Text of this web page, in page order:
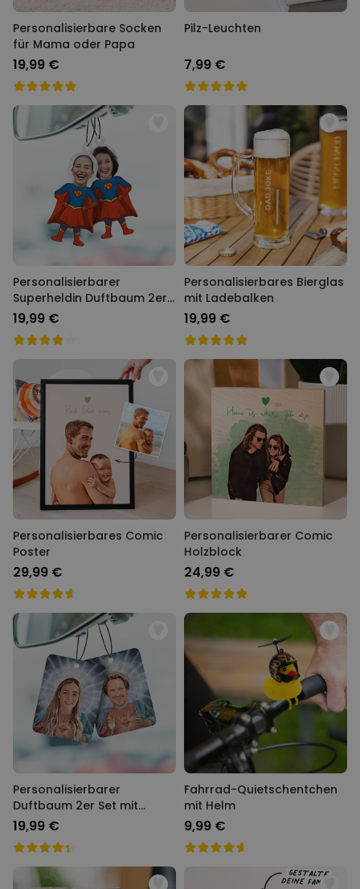
Personalisierbare Socken
für Mama oder Papa
19,99 €
Pilz-Leuchten
7,99 €
Personalisierbarer
Superheldin Duftbaum 2er
Set mit Gesicht
19,99 €
Personalisierbares Bierglas
mit Ladebalken
19,99 €
Personalisierbares Comic
Poster
29,99 €
Personalisierbarer Comic
Holzblock
24,99 €
Personalisierbarer
Duftbaum 2er Set mit
Heiligenschein und Gesicht
19,99 €
Fahrrad-Quietschentchen
mit Helm
9,99 €